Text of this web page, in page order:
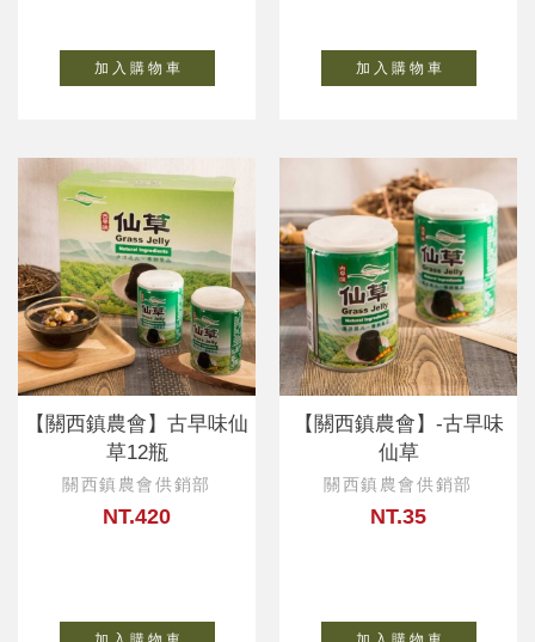
加 入 購 物 車 加 入 購 物 車
【關西鎮農會】古早味仙
草12瓶
關西鎮農會供銷部
NT.420
【關西鎮農會】-古早味
仙草
關西鎮農會供銷部
NT.35